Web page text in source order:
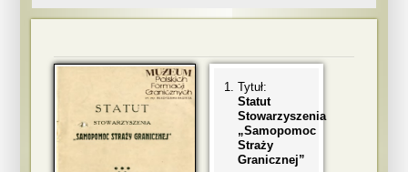
Tytuł:
Statut
Stowarzyszenia
„Samopomoc
Straży
Granicznej”